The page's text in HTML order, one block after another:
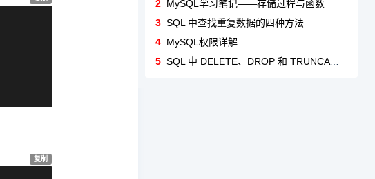
复制
2 MySQL学习笔记——存储过程与函数
3 SQL 中查找重复数据的四种方法
4 MySQL权限详解
5 SQL 中 DELETE、DROP 和 TRUNCATE命令有什么区别